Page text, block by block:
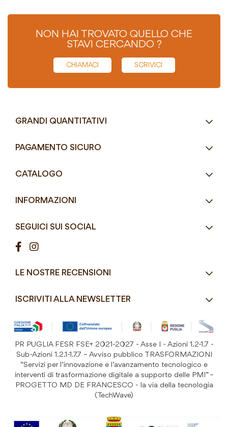
NON HAI TROVATO QUELLO CHE
STAVI CERCANDO ?
CHIAMACI SCRIVICI
GRANDI QUANTITATIVI
RICHIEDI UN PREVENTIVO
Email info@mddefrancesco.it
8:30 - 12:30 / 15:00 - 19:00
PAGAMENTO SICURO
CATALOGO
Street Food e Take
Pizzerie e Panifici
Ristorazione
Detergenza e Attrezzatura
Festività
Prodotti Riutilizzabili
INFORMAZIONI
Condizioni di vendita
Costi di Spedizione
SEGUICI SUI SOCIAL
LE NOSTRE RECENSIONI
ISCRIVITI ALLA NEWSLETTER
alla
Newsletter:
ISCRIVITI
PR PUGLIA FESR FSE+ 2021-2027 - Asse I - Azioni 1.2-1.7 -
Sub-Azioni 1.2.1-1.7.7 – Avviso pubblico TRASFORMAZIONI
“Servizi per l’innovazione e l’avanzamento tecnologico e
interventi di trasformazione digitale a supporto delle PMI” –
PROGETTO MD DE FRANCESCO - la via della tecnologia
(TechWave)